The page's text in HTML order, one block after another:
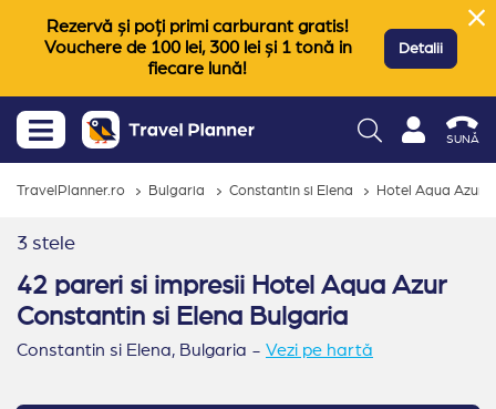
Rezervă și poți primi carburant gratis!
Vouchere de 100 lei, 300 lei și 1 tonă in
fiecare lună!
Detalii
SUNĂ
TravelPlanner.ro Bulgaria Constantin si Elena Hotel Aqua Azur
3 stele
42 pareri si impresii Hotel Aqua Azur
Constantin si Elena Bulgaria
Constantin si Elena, Bulgaria - Vezi pe hartă